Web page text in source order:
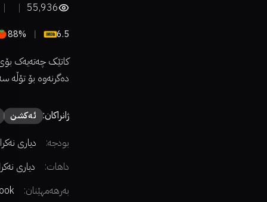
55,936
6.5
88%
کاتێک چەتەیەک
دەگرنەوە بۆ تۆڵە
ژانراکان: ئەكشن
بودجە: دیاری
داهات:
دیاری
بەرهەمهێنان: